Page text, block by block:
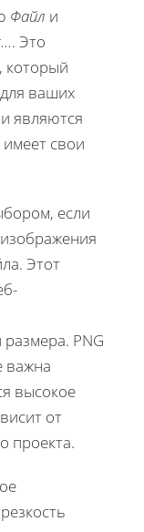
Файл и
. Это
который
ваших
являются
имеет свои
если
Этот
PNG
важна
высокое
от
проекта.